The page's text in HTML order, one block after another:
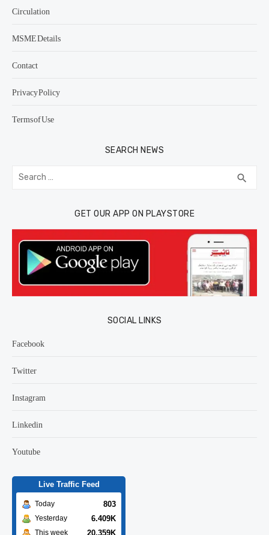
Circulation
MSME Details
Contact
Privacy Policy
Terms of Use
SEARCH NEWS
Search
for: search
GET OUR APP ON PLAYSTORE
SOCIAL LINKS
Facebook
Twitter
Instagram
Linkedin
Youtube
Live Traffic Feed
Today 803
Yesterday 6.409K
This week 20.359K